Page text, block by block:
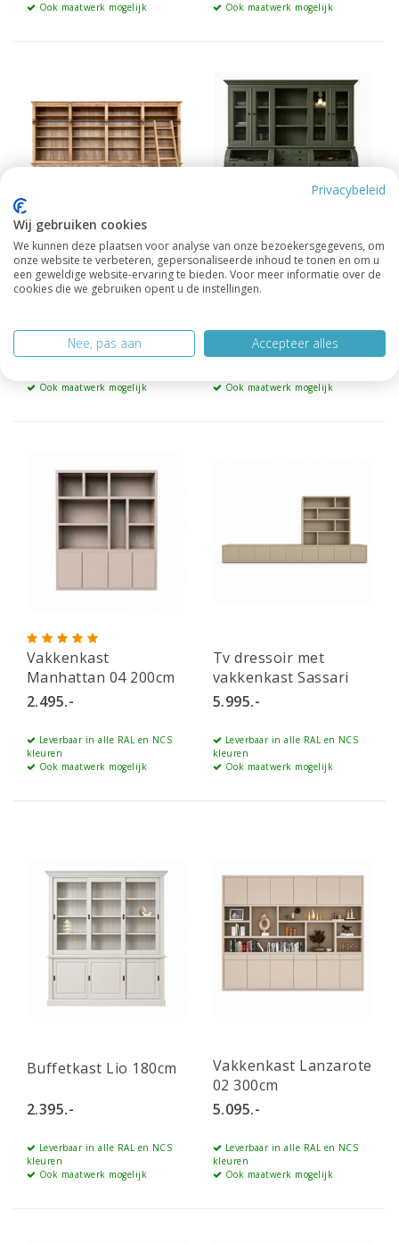
Ook maatwerk mogelijk Ook maatwerk mogelijk
Boekenkast Melena
del Sur 4M Eiken
Leverbaar in alle RAL en NCS
Ook maatwerk mogelijk
Buffetkast /
Grutterskast Pisa
Leverbaar in alle RAL en NCS
Ook maatwerk mogelijk
Vakkenkast
Manhattan 04 200cm
2.495.-
Leverbaar in alle RAL en NCS
kleuren
Ook maatwerk mogelijk
Tv dressoir met
vakkenkast Sassari
540cm
5.995.-
Leverbaar in alle RAL en NCS
kleuren
Ook maatwerk mogelijk
Buffetkast Lio 180cm
2.395.-
Leverbaar in alle RAL en NCS
kleuren
Ook maatwerk mogelijk
Vakkenkast Lanzarote
02 300cm
5.095.-
Leverbaar in alle RAL en NCS
kleuren
Ook maatwerk mogelijk
Privacybeleid
Wij gebruiken cookies
We kunnen deze plaatsen voor analyse van onze bezoekersgegevens, om
onze website te verbeteren, gepersonaliseerde inhoud te tonen en om u
een geweldige website-ervaring te bieden. Voor meer informatie over de
cookies die we gebruiken opent u de instellingen.
Nee, pas aan Accepteer alles